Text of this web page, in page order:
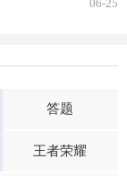
06-25
答题
王者荣耀